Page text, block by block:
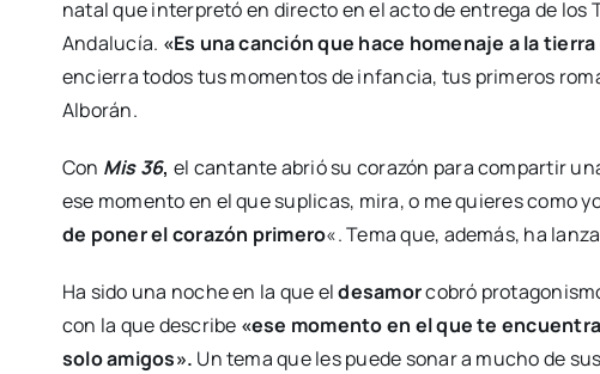
natal que interpretó en directo en el acto de entrega de los
Andalucía. «Es una canción que hace homenaje a la
encierra todos tus momentos de infancia, tus primeros
Alborán.
Con Mis 36, el cantante abrió su corazón para compartir
ese momento en el que suplicas, mira, o me quieres como
de poner el corazón primero«. Tema que, además, ha
Ha sido una noche en la que eldesamorcobró
con la que describe «ese momento en el que te
solo amigos». Un tema que les puede sonar a mucho de